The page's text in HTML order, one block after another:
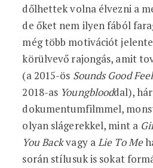
dőlhettek volna élvezni a
de őket nem ilyen fából
még több motivációt
körülvevő rajongás, amit
(a 2015-ös Sounds Good
2018-as Youngblooddal),
dokumentumfilmmel,
olyan slágerekkel, mint a
You Backvagy aLie To Me
során stílusuk is sokat